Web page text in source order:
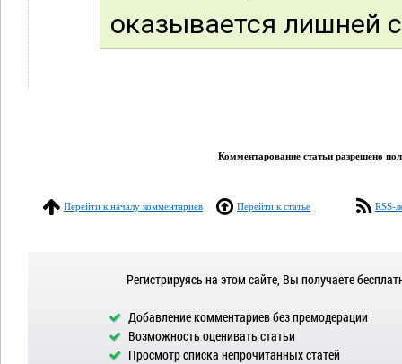
оказывается лишней
Комментарование статьи разрешено
Перейти к началу комментариев Перейти к статье RSS-
Регистрируясь на этом сайте, Вы получаете
Добавление комментариев без премодерации
Возможность оценивать статьи
Просмотр списка непрочитанных статей